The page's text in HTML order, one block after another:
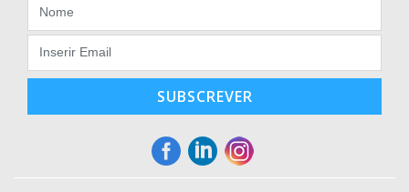
SUBSCREVER